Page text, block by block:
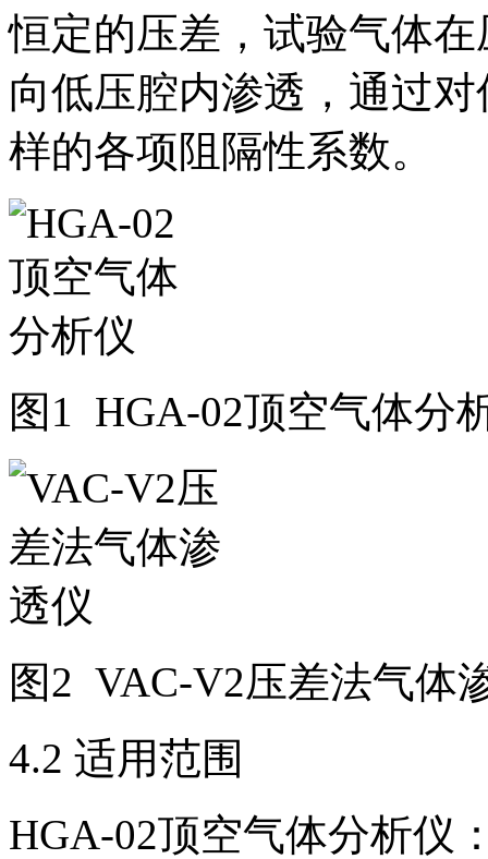
恒定的压差，试验气体
向低压腔内渗透，通过
样的各项阻隔性系数。
图1 HGA-02顶空气体分
图2 VAC-V2压差法气体
4.2 适用范围
HGA-02顶空气体分析仪